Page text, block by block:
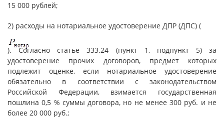
15 000 рублей;
2) расходы на нотариальное удостоверение ДПР (ДПС) (
). Согласно статье 333.24 (пункт 1, подпункт 5) за
удостоверение прочих договоров, предмет которых
подлежит оценке, если нотариальное удостоверение
обязательно в соответствии с законодательством
Российской Федерации, взимается государственная
пошлина 0,5 % суммы договора, но не менее 300 руб. и не
более 20 000 руб.;